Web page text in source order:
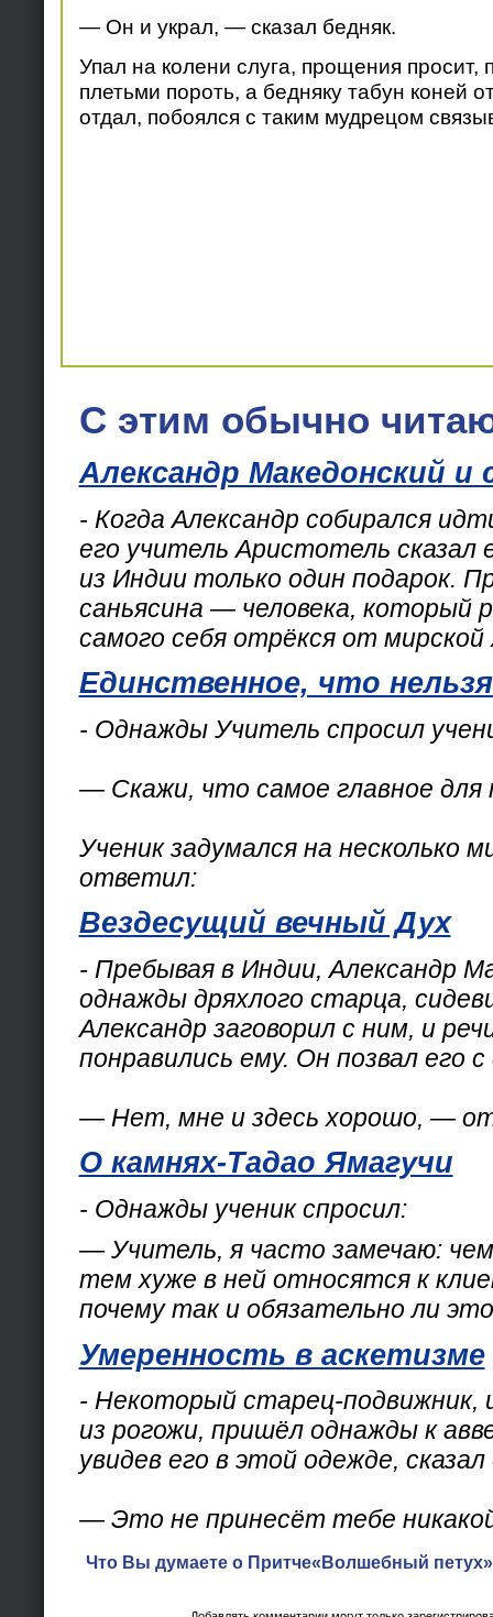
— Он и украл, — сказал бедняк.
Упал на колени слуга, прощения просит,
плетьми пороть, а бедняку табун коней
отдал, побоялся с таким мудрецом
С этим обычно
Александр Македонский и
- Когда Александр собирался
его учитель Аристотель сказал
из Индии только один подарок.
саньясина — человека, который
самого себя отрёкся от мирской
Единственное, что
- Однажды Учитель спросил
— Скажи, что самое главное для
Ученик задумался на несколько
ответил:
Вездесущий вечный Дух
- Пребывая в Индии, Александр
однажды дряхлого старца,
Александр заговорил с ним, и
понравились ему. Он позвал его с
— Нет, мне и здесь хорошо, —
О камнях-Тадао Ямагучи
- Однажды ученик спросил:
— Учитель, я часто замечаю:
тем хуже в ней относятся к
почему так и обязательно ли
Умеренность в аскетизме
- Некоторый старец-подвижник,
из рогожи, пришёл однажды к
увидев его в этой одежде,
— Это не принесёт тебе
Что Вы думаете о Притче«Волшебный